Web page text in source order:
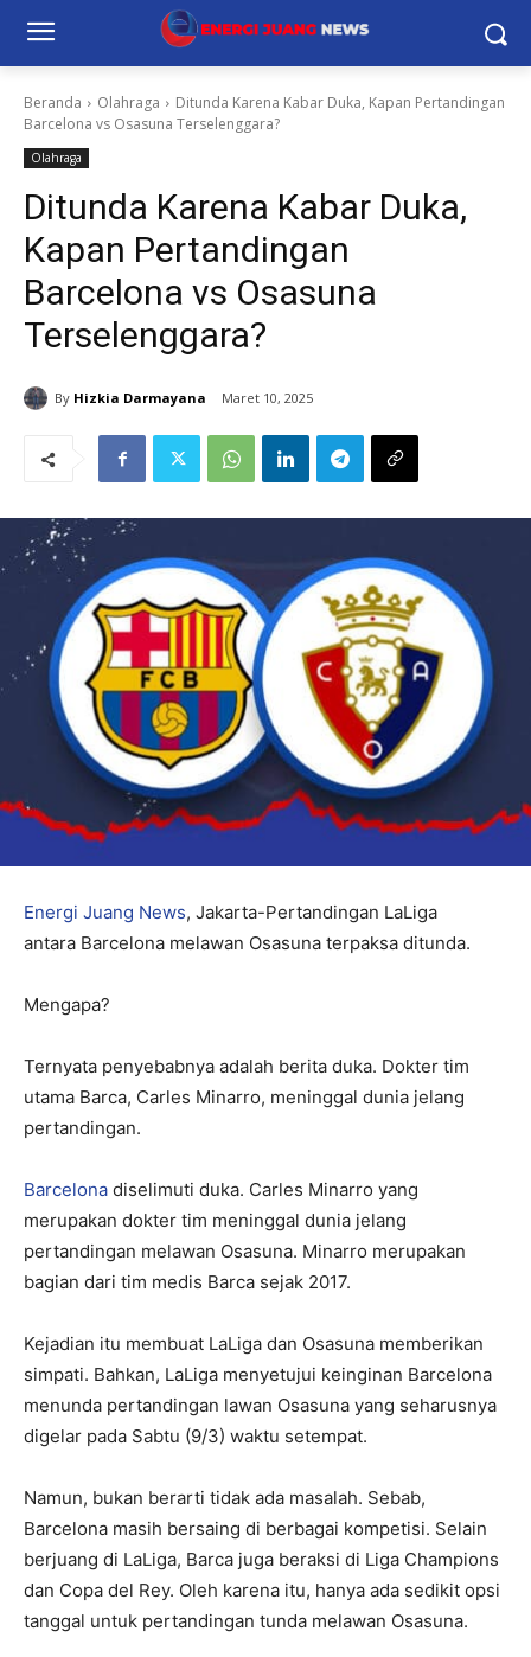
Beranda Olahraga
Ditunda Karena Kabar Duka, Kapan Pertandingan
Barcelona vs Osasuna Terselenggara?
Olahraga
Ditunda Karena Kabar Duka,
Kapan Pertandingan
Barcelona vs Osasuna
Terselenggara?
By Hizkia Darmayana Maret 10, 2025
Energi Juang News, Jakarta-Pertandingan LaLiga
antara Barcelona melawan Osasuna terpaksa ditunda.
Mengapa?
Ternyata penyebabnya adalah berita duka. Dokter tim
utama Barca, Carles Minarro, meninggal dunia jelang
pertandingan.
Barcelona diselimuti duka. Carles Minarro yang
merupakan dokter tim meninggal dunia jelang
pertandingan melawan Osasuna. Minarro merupakan
bagian dari tim medis Barca sejak 2017.
Kejadian itu membuat LaLiga dan Osasuna memberikan
simpati. Bahkan, LaLiga menyetujui keinginan Barcelona
menunda pertandingan lawan Osasuna yang seharusnya
digelar pada Sabtu (9/3) waktu setempat.
Namun, bukan berarti tidak ada masalah. Sebab,
Barcelona masih bersaing di berbagai kompetisi. Selain
berjuang di LaLiga, Barca juga beraksi di Liga Champions
dan Copa del Rey. Oleh karena itu, hanya ada sedikit opsi
tanggal untuk pertandingan tunda melawan Osasuna.